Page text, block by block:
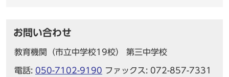
お問い合わせ
教育機関（市立中学校19校） 第三中学校
電話: 050-7102-9190 ファックス: 072-857-7331